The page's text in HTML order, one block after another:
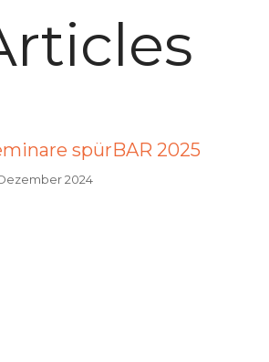
spürBAR 2025
2024